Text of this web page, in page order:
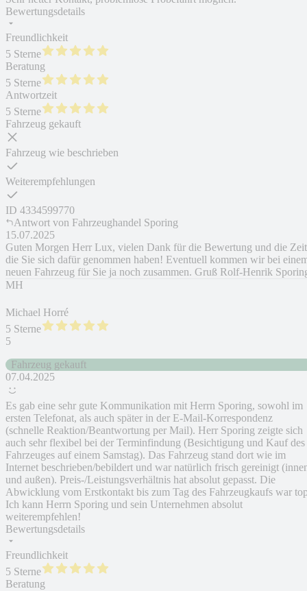
Bewertungsdetails
Freundlichkeit
5 Sterne
Beratung
5 Sterne
Antwortzeit
5 Sterne
Fahrzeug gekauft
Fahrzeug wie beschrieben
Weiterempfehlungen
ID 4334599770
Antwort von Fahrzeughandel Sporing
15.07.2025
Guten Morgen Herr Lux, vielen Dank für die Bewertung und die Zeit
die Sie sich dafür genommen haben! Eventuell kommen wir bei
neuen Fahrzeug für Sie ja noch zusammen. Gruß Rolf-Henrik
MH
Michael Horré
5 Sterne
5
Fahrzeug gekauft
07.04.2025
Es gab eine sehr gute Kommunikation mit Herrn Sporing, sowohl im
ersten Telefonat, als auch später in der E-Mail-Korrespondenz
(schnelle Reaktion/Beantwortung per Mail). Herr Sporing zeigte sich
auch sehr flexibel bei der Terminfindung (Besichtigung und Kauf des
Fahrzeuges auf einem Samstag). Das Fahrzeug stand dort wie im
Internet beschrieben/bebildert und war natürlich frisch gereinigt
und außen). Preis-/Leistungsverhältnis hat absolut gepasst. Die
Abwicklung vom Erstkontakt bis zum Tag des Fahrzeugkaufs war
Ich kann Herrn Sporing und sein Unternehmen absolut
weiterempfehlen!
Bewertungsdetails
Freundlichkeit
5 Sterne
Beratung